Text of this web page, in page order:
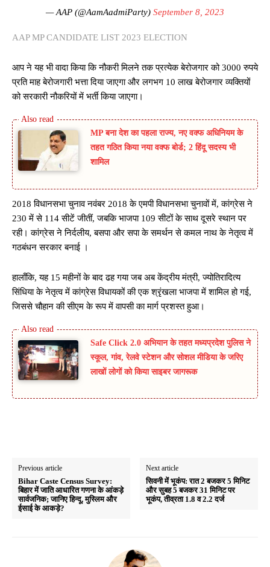
— AAP (@AamAadmiParty) September 8, 2023
AAP MP CANDIDATE LIST 2023 ELECTION
आप ने यह भी वादा किया कि नौकरी मिलने तक प्रत्येक बेरोजगार को 3000 रुपये
प्रति माह बेरोजगारी भत्ता दिया जाएगा और लगभग 10 लाख बेरोजगार व्यक्तियों
को सरकारी नौकरियों में भर्ती किया जाएगा।
MP बना देश का पहला राज्य, नए वक्फ अधिनियम के
तहत गठित किया नया वक्फ बोर्ड; 2 हिंदू सदस्य भी
शामिल
2018 विधानसभा चुनाव नवंबर 2018 के एमपी विधानसभा चुनावों में, कांग्रेस ने
230 में से 114 सीटें जीतीं, जबकि भाजपा 109 सीटों के साथ दूसरे स्थान पर
रही। कांग्रेस ने निर्दलीय, बसपा और सपा के समर्थन से कमल नाथ के नेतृत्व में
गठबंधन सरकार बनाई ।
हालाँकि, यह 15 महीनों के बाद ढह गया जब अब केंद्रीय मंत्री, ज्योतिरादित्य
सिंधिया के नेतृत्व में कांग्रेस विधायकों की एक श्रृंखला भाजपा में शामिल हो गई,
जिससे चौहान की सीएम के रूप में वापसी का मार्ग प्रशस्त हुआ।
Safe Click 2.0 अभियान के तहत मध्यप्रदेश पुलिस ने
स्कूल, गांव, रेलवे स्टेशन और सोशल मीडिया के जरिए
लाखों लोगों को किया साइबर जागरूक
Previous article
Bihar Caste Census Survey:
बिहार में जाति आधारित गणना के आंकड़े
सार्वजनिक; जानिए हिन्दू, मुस्लिम और
ईसाई के आकड़े?
Next article
सिवनी में भूकंप: रात 2 बजकर 5 मिनिट
और सुबह 5 बजकर 31 मिनिट पर
भूकंप, तीव्रता 1.8 व 2.2 दर्ज